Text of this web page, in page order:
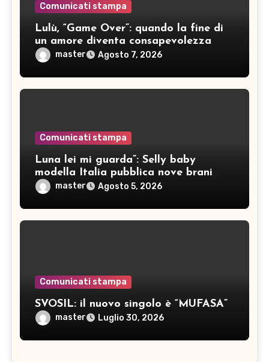
Comunicati stampa
Lulù, “Game Over”: quando la fine di
un amore diventa consapevolezza
master Agosto 7, 2026
Comunicati stampa
Luna lei mi guarda”: Selly baby
modella Italia pubblica nove brani
ineditimaster Agosto 5, 2026
Comunicati stampa
SVOSIL: il nuovo singolo è “MUFASA”
master Luglio 30, 2026